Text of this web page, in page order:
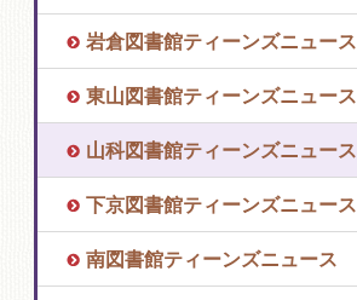
岩倉図書館ティーンズニュース
東山図書館ティーンズニュース
山科図書館ティーンズニュース
下京図書館ティーンズニュース
南図書館ティーンズニュース